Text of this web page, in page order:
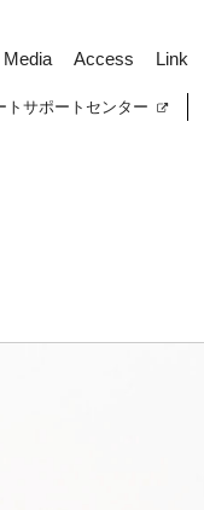
Media Access Link
トサポートセンター